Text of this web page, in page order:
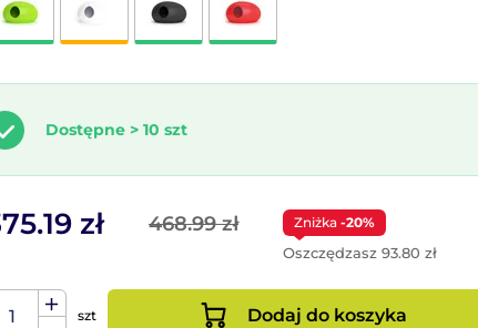
Dostępne > 10 szt
468.99 zł
zł Zniżka -20%
Oszczędzasz 93.80 zł
szt Dodaj do koszyka